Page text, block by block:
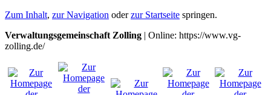
Zum Inhalt, zur Navigation oderzur Startseite springen.
Verwaltungsgemeinschaft Zolling | Online: https://www.vg-
zolling.de/